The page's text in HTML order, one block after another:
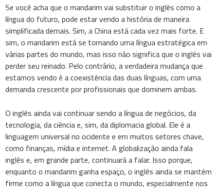
Se você acha que o mandarim vai substituir o inglês como a
língua do futuro, pode estar vendo a história de maneira
simplificada demais. Sim, a China está cada vez mais forte. E
sim, o mandarim está se tornando uma língua estratégica em
várias partes do mundo, mas isso não significa que o inglês vai
perder seu reinado. Pelo contrário, a verdadeira mudança que
estamos vendo é a coexistência das duas línguas, com uma
demanda crescente por profissionais que dominem ambas.
O inglês ainda vai continuar sendo a língua de negócios, da
tecnologia, da ciência e, sim, da diplomacia global. Ele é a
linguagem universal no ocidente e em muitos setores chave,
como finanças, mídia e internet. A globalização ainda fala
inglês e, em grande parte, continuará a falar. Isso porque,
enquanto o mandarim ganha espaço, o inglês ainda se mantém
firme como a língua que conecta o mundo, especialmente nos